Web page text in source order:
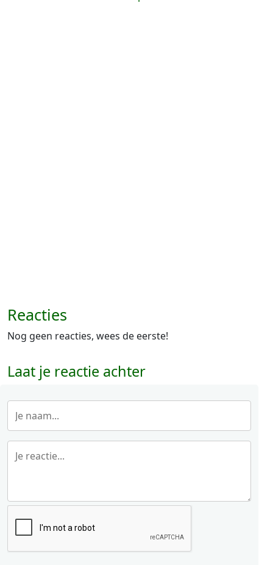
Reacties
Nog geen reacties, wees de eerste!
Laat je reactie achter